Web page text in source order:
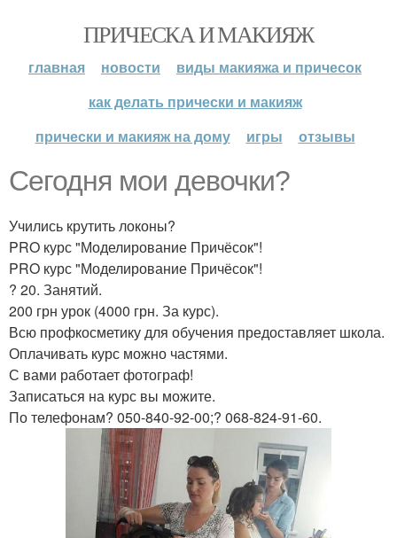
ПРИЧЕСКА И МАКИЯЖ
главная новости
виды макияжа и причесок
как делать прически и макияж
прически и макияж на дому
игры отзывы
Сегодня мои девочки?
Учились крутить локоны?
PRO курс "Моделирование Причёсок"!
PRO курс "Моделирование Причёсок"!
? 20. Занятий.
200 грн урок (4000 грн. За курс).
Всю профкосметику для обучения предоставляет школа.
Оплачивать курс можно частями.
С вами работает фотограф!
Записаться на курс вы можите.
По телефонам? 050-840-92-00;? 068-824-91-60.